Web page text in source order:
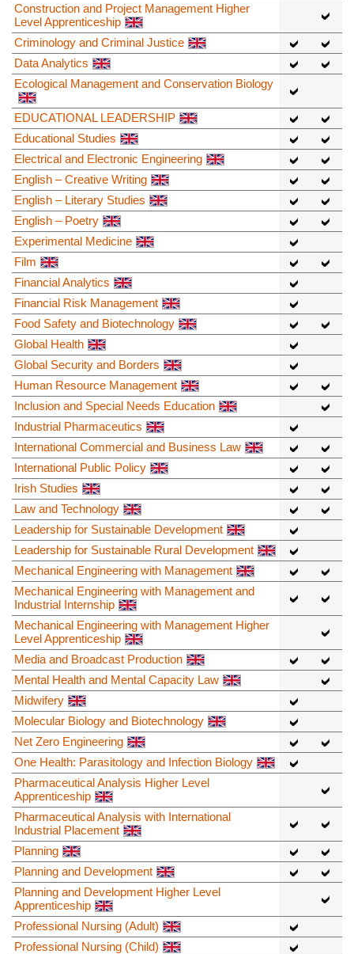
Construction and Project Management Higher
Level Apprenticeship
Criminology and Criminal Justice
Data Analytics
Ecological Management and Conservation Biology
EDUCATIONAL LEADERSHIP
Educational Studies
Electrical and Electronic Engineering
English – Creative Writing
English – Literary Studies
English – Poetry
Experimental Medicine
Film
Financial Analytics
Financial Risk Management
Food Safety and Biotechnology
Global Health
Global Security and Borders
Human Resource Management
Inclusion and Special Needs Education
Industrial Pharmaceutics
International Commercial and Business Law
International Public Policy
Irish Studies
Law and Technology
Leadership for Sustainable Development
Leadership for Sustainable Rural Development
Mechanical Engineering with Management
Mechanical Engineering with Management and
Industrial Internship
Mechanical Engineering with Management Higher
Level Apprenticeship
Media and Broadcast Production
Mental Health and Mental Capacity Law
Midwifery
Molecular Biology and Biotechnology
Net Zero Engineering
One Health: Parasitology and Infection Biology
Pharmaceutical Analysis Higher Level
Apprenticeship
Pharmaceutical Analysis with International
Industrial Placement
Planning
Planning and Development
Planning and Development Higher Level
Apprenticeship
Professional Nursing (Adult)
Professional Nursing (Child)